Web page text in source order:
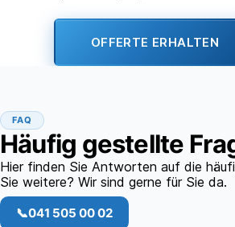
OFFERTE ERHALTEN
FAQ
Häufig gestellte
Hier finden Sie Antworten auf die
Sie weitere? Wir sind gerne für Sie da.
📞041 505 00 02